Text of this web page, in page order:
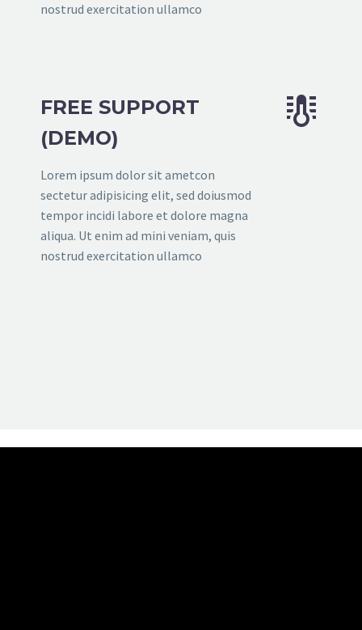
nostrud exercitation ullamco
FREE SUPPORT
(DEMO)
Lorem ipsum dolor sit ametcon
sectetur adipisicing elit, sed doiusmod
tempor incidi labore et dolore magna
aliqua. Ut enim ad mini veniam, quis
nostrud exercitation ullamco

